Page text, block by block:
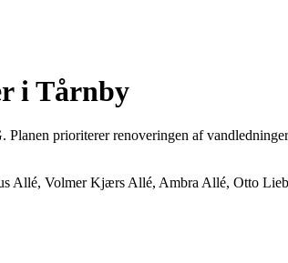
i Tårnby
prioriterer renoveringen af
Allé, Volmer Kjærs Allé, Ambra Allé, Otto